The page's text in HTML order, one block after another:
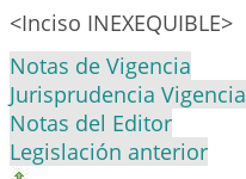
<Inciso INEXEQUIBLE>
Notas de Vigencia
Jurisprudencia Vigencia
Notas del Editor
Legislación anterior